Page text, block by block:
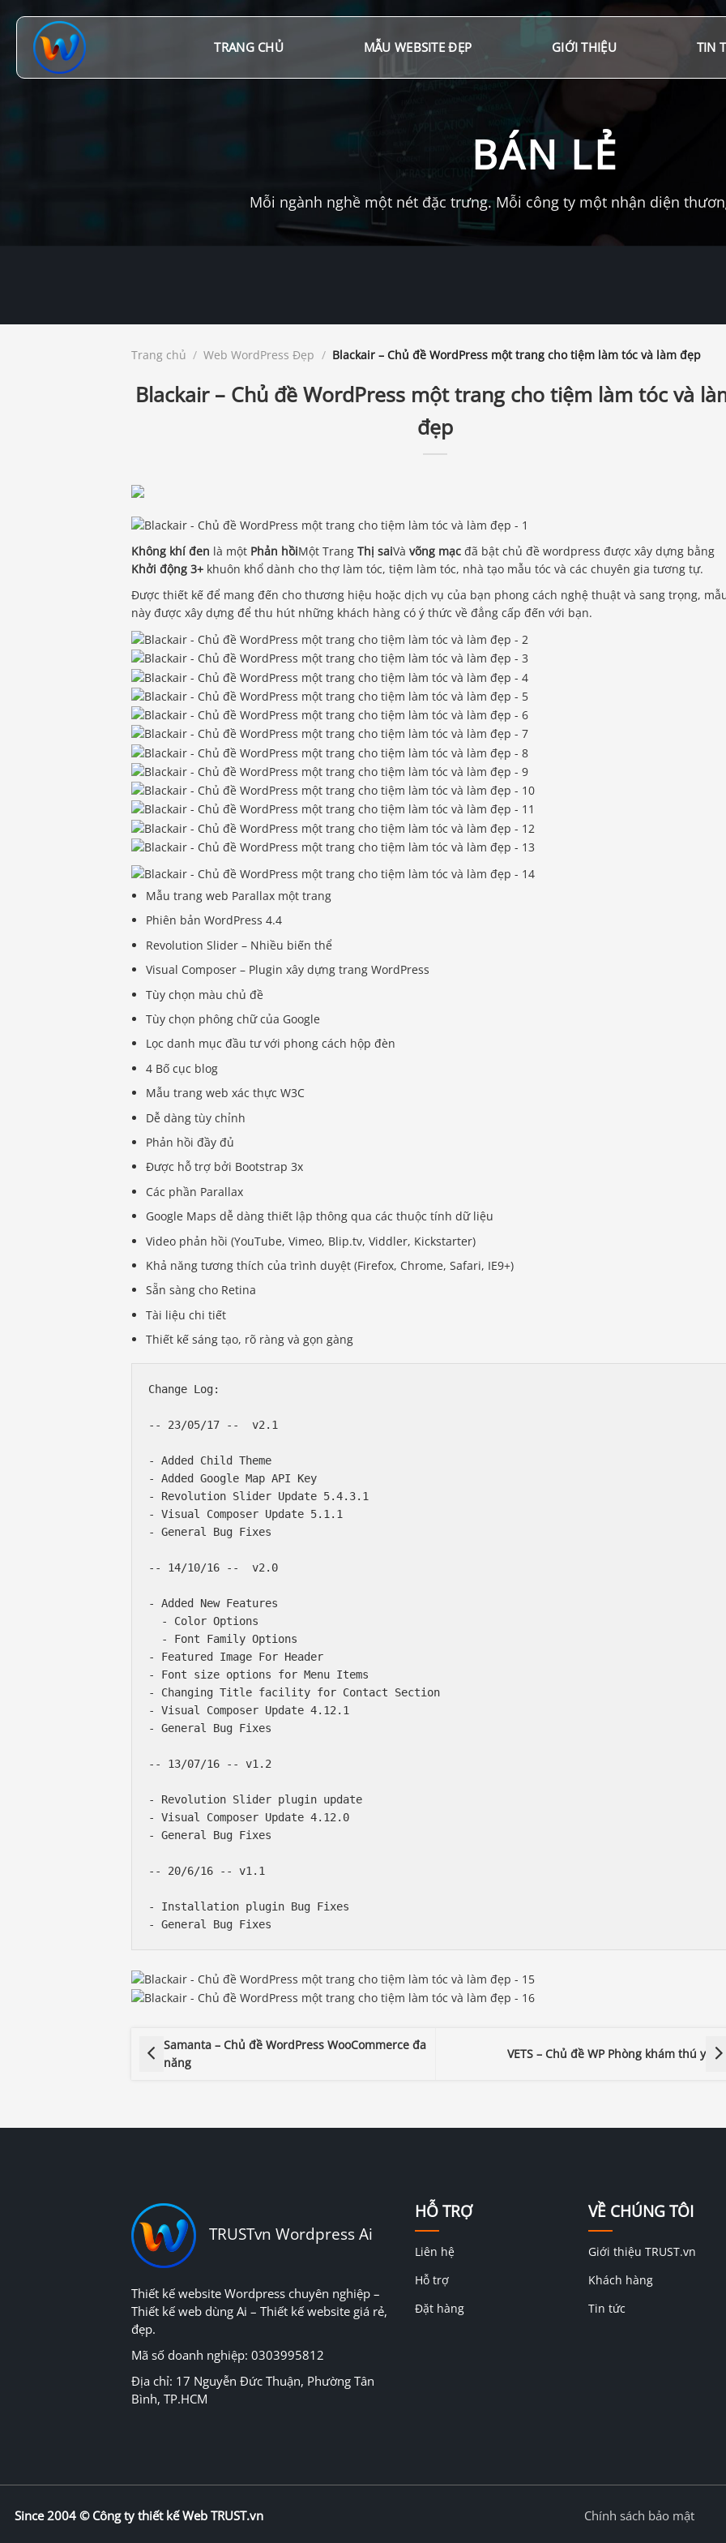
đến
TRANG CHỦ MẪU WEBSITE ĐẸP GIỚI THIỆU TIN
BÁN LẺ
Mỗi ngành nghề một nét đặc trưng. Mỗi công ty một nhận diện
Trang chủ / Web WordPress Đẹp / Blackair – Chủ đề WordPress một trang cho tiệm làm tóc và làm đẹp
Blackair – Chủ đề WordPress một trang cho tiệm làm tóc và
đẹp
Không khí đen là một Phản hồiMột Trang Thị saiVà võng mạc đã bật chủ đề wordpress được xây dựng bằng
Khởi động 3+ khuôn khổ dành cho thợ làm tóc, tiệm làm tóc, nhà tạo mẫu tóc và các chuyên gia tương tự.
Được thiết kế để mang đến cho thương hiệu hoặc dịch vụ của bạn phong cách nghệ thuật và sang trọng,
này được xây dựng để thu hút những khách hàng có ý thức về đẳng cấp đến với bạn.
Mẫu trang web Parallax một trang
Phiên bản WordPress 4.4
Revolution Slider – Nhiều biến thể
Visual Composer – Plugin xây dựng trang WordPress
Tùy chọn màu chủ đề
Tùy chọn phông chữ của Google
Lọc danh mục đầu tư với phong cách hộp đèn
4 Bố cục blog
Mẫu trang web xác thực W3C
Dễ dàng tùy chỉnh
Phản hồi đầy đủ
Được hỗ trợ bởi Bootstrap 3x
Các phần Parallax
Google Maps dễ dàng thiết lập thông qua các thuộc tính dữ liệu
Video phản hồi (YouTube, Vimeo, Blip.tv, Viddler, Kickstarter)
Khả năng tương thích của trình duyệt (Firefox, Chrome, Safari, IE9+)
Sẵn sàng cho Retina
Tài liệu chi tiết
Thiết kế sáng tạo, rõ ràng và gọn gàng
Change Log:
-- 23/05/17 --  v2.1
- Added Child Theme
- Added Google Map API Key
- Revolution Slider Update 5.4.3.1
- Visual Composer Update 5.1.1
- General Bug Fixes
-- 14/10/16 --  v2.0
- Added New Features
  - Color Options
  - Font Family Options
- Featured Image For Header
- Font size options for Menu Items
- Changing Title facility for Contact Section
- Visual Composer Update 4.12.1
- General Bug Fixes
-- 13/07/16 -- v1.2
- Revolution Slider plugin update
- Visual Composer Update 4.12.0
- General Bug Fixes
-- 20/6/16 -- v1.1
- Installation plugin Bug Fixes
Samanta – Chủ đề WordPress WooCommerce đa
năng
VETS – Chủ đề WP Phòng khám thú y
TRUSTvn Wordpress Ai
Thiết kế website Wordpress chuyên nghiệp –
Thiết kế web dùng Ai – Thiết kế website giá rẻ,
đẹp.
Mã số doanh nghiệp: 0303995812
Địa chỉ: 17 Nguyễn Đức Thuận, Phường Tân
Bình, TP.HCM
HỖ TRỢ
Liên hệ
Hỗ trợ
Đặt hàng
VỀ CHÚNG TÔI
Giới thiệu TRUST.vn
Khách hàng
Tin tức
Since 2004 © Công ty thiết kế Web TRUST.vn Chính sách bảo mật